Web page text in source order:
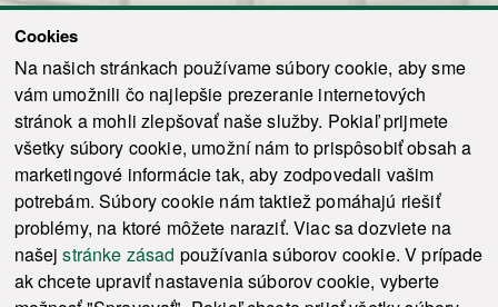
Cookies
Na našich stránkach používame súbory cookie, aby sme
vám umožnili čo najlepšie prezeranie internetových
stránok a mohli zlepšovať naše služby. Pokiaľ prijmete
všetky súbory cookie, umožní nám to prispôsobiť obsah a
marketingové informácie tak, aby zodpovedali vašim
potrebám. Súbory cookie nám taktiež pomáhajú riešiť
problémy, na ktoré môžete naraziť. Viac sa dozviete na
našejstránke zásad používania súborov cookie. V prípade
ak chcete upraviť nastavenia súborov cookie, vyberte
Odoslať
© 2021-2026 ku.sk. Všetky práva vyhradené. Ochrana osobných údajov
Vyhlásenie o prístupnosti | Admin